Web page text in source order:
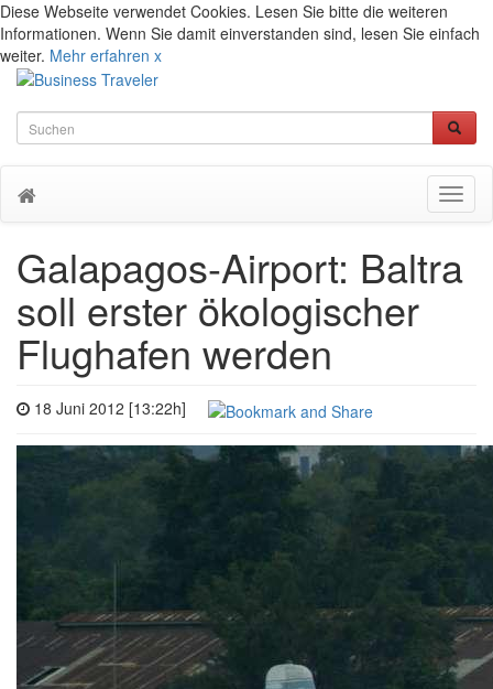
Diese Webseite verwendet Cookies. Lesen Sie bitte die weiteren
Informationen. Wenn Sie damit einverstanden sind, lesen Sie einfach
weiter. Mehr erfahren x
Galapagos-Airport: Baltra
soll erster ökologischer
Flughafen werden
18 Juni 2012 [13:22h]